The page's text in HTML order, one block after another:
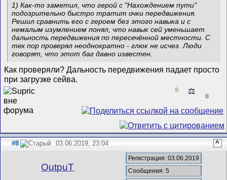
1) Как-то заметил, что герой с "Нахождением пути"
подозрительно быстро тратит очки передвижения.
Решил сравнить его с героем без этого навыка и с
немалым изумлением понял, что навык сейуменьшает
дальность передвижения по пересечённой местности. С
тех пор проверял неоднократно - глюк не исчез. Люди
говорят, что этот баг давно известен.
Как проверяли? Дальность передвижения падает просто
при загрузке сейва.
0 ⚖️
0
#8 03.06.2019, 23:04 ^
OutpuT
Регистрация: 03.06.2019
Сообщения: 5